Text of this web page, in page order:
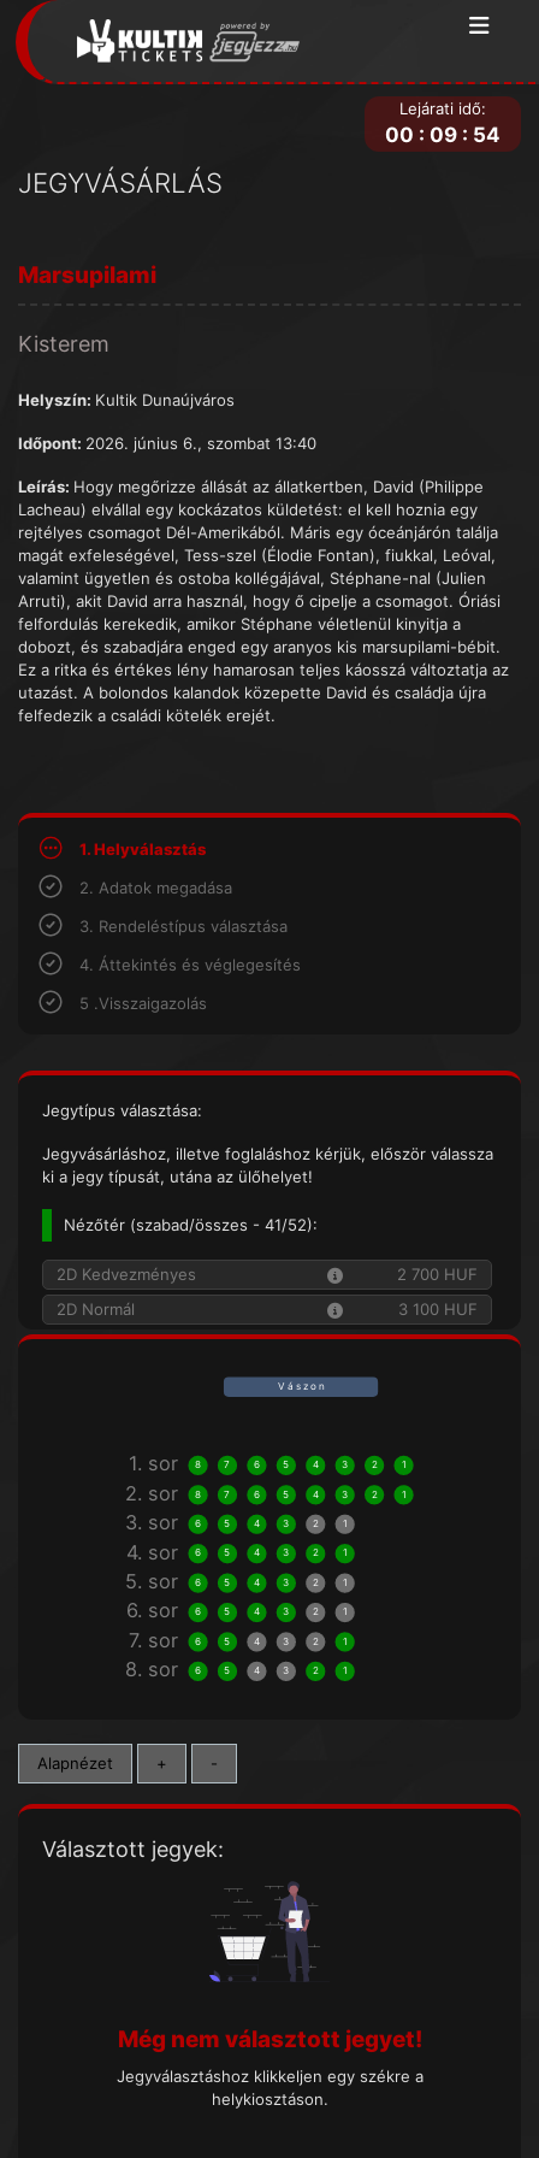
JEGYVÁSÁRLÁS
Lejárati idő:
00 : 09 : 54
Marsupilami
Kisterem
Helyszín: Kultik Dunaújváros
Időpont: 2026. június 6., szombat 13:40
Leírás: Hogy megőrizze állását az állatkertben, David (Philippe
Lacheau) elvállal egy kockázatos küldetést: el kell hoznia egy
rejtélyes csomagot Dél-Amerikából. Máris egy óceánjárón találja
magát exfeleségével, Tess-szel (Élodie Fontan), fiukkal, Leóval,
valamint ügyetlen és ostoba kollégájával, Stéphane-nal (Julien
Arruti), akit David arra használ, hogy ő cipelje a csomagot. Óriási
felfordulás kerekedik, amikor Stéphane véletlenül kinyitja a
dobozt, és szabadjára enged egy aranyos kis marsupilami-bébit.
Ez a ritka és értékes lény hamarosan teljes káosszá változtatja az
utazást. A bolondos kalandok közepette David és családja újra
felfedezik a családi kötelék erejét.
1. Helyválasztás
2. Adatok megadása
3. Rendeléstípus választása
4. Áttekintés és véglegesítés
5 .Visszaigazolás
Jegytípus választása:
Jegyvásárláshoz, illetve foglaláshoz kérjük, először válassza
ki a jegy típusát, utána az ülőhelyet!
Nézőtér (szabad/összes - 41/52):
2D Kedvezményes
2 700 HUF
2D Normál
3 100 HUF
V á s z o n
1. sor 8 7 6 5 4 3 2 1
2. sor 8 7 6 5 4 3 2 1
3. sor 6 5 4 3 2 1
4. sor 6 5 4 3 2 1
5. sor 6 5 4 3 2 1
6. sor 6 5 4 3 2 1
7. sor 6 5 4 3 2 1
8. sor 6 5 4 3 2 1
Alapnézet + -
Választott jegyek:
Még nem választott jegyet!
Jegyválasztáshoz klikkeljen egy székre a
helykiosztáson.